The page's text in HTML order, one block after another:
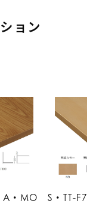
ョン
A・MO S・TT-